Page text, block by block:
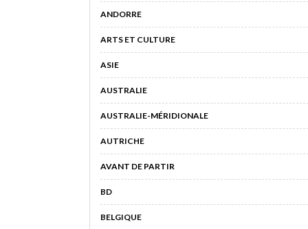
ANDORRE
ARTS ET CULTURE
ASIE
AUSTRALIE
AUSTRALIE-MÉRIDIONALE
AUTRICHE
AVANT DE PARTIR
BD
BELGIQUE